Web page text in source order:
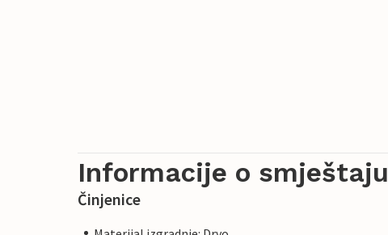
Informacije o smještaju
Činjenice